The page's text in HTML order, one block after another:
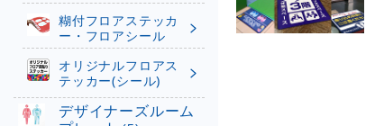
糊付フロアステッカ
ー・フロアシール
オリジナルフロアス
テッカー(シール)
デザイナーズルーム